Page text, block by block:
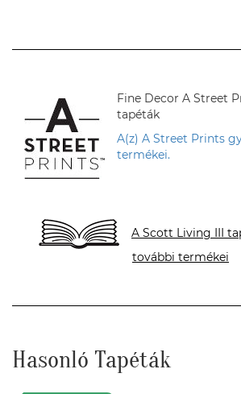
Fine Decor A Street
tapéták
A(z) A Street Prints
termékei.
A Scott Living III
további termékei
Hasonló Tapéták